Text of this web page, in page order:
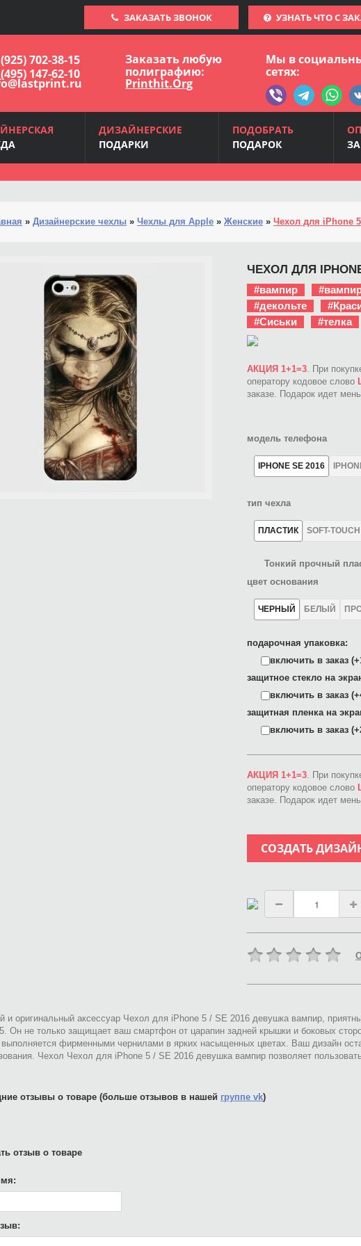
ЗАКАЗАТЬ ЗВОНОК УЗНАТЬ ЧТО С
702-38-15
147-62-10
Заказать любую
полиграфию:
Printhit.Org
Мы в
сетях:
ДИЗАЙНЕРСКИЕ
ПОДАРКИ
ПОДОБРАТЬ
ПОДАРОК
» Дизайнерские чехлы » Чехлы для Apple » Женские » Чехол для iPhone
ЧЕХОЛ ДЛЯ
#вампир
#декольте
#Сиськи
#телка
АКЦИЯ 1+1=3. При
оператору кодовое слово
заказе. Подарок идет
модель телефона
IPHONE SE 2016
тип чехла
ПЛАСТИК SOFT-TOUCH
Тонкий прочный
цвет основания
ЧЕРНЫЙ БЕЛЫЙ
подарочная упаковка:
включить в заказ
защитное стекло на
включить в заказ
защитная пленка на
включить в заказ
АКЦИЯ 1+1=3. При
оператору кодовое слово
заказе. Подарок идет
СОЗДАТЬ
и оригинальный аксессуар Чехол для iPhone 5 / SE 2016 девушка вампир,
Он не только защищает ваш смартфон от царапин задней крышки и боковых
выполняется фирменными чернилами в ярких насыщенных цветах. Ваш дизайн
Чехол Чехол для iPhone 5 / SE 2016 девушка вампир позволяет
отзывы о товаре (больше отзывов в нашей группе vk)
отзыв о товаре